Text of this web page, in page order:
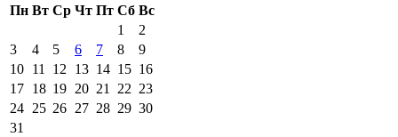
Пн Вт Ср Чт Пт Сб Вс
1
2
3
4 5 6 7 8
9
10 11 12 13 14 15 16
17 18 19 20 21 22 23
24 25 26 27 28 29 30
31